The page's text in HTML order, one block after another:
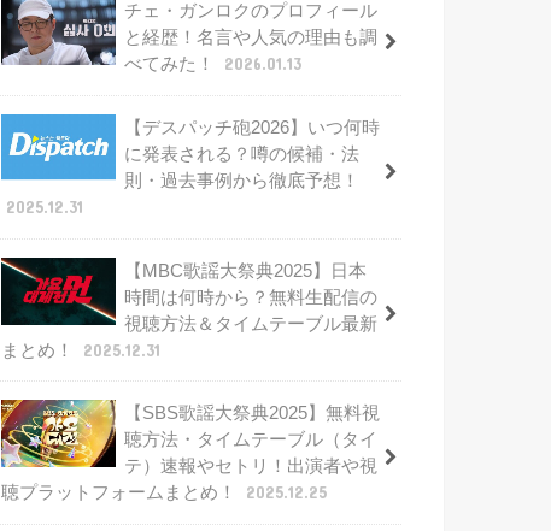
チェ・ガンロクのプロフィール
と経歴！名言や人気の理由も調
べてみた！
2026.01.13
【デスパッチ砲2026】いつ何時
に発表される？噂の候補・法
則・過去事例から徹底予想！
2025.12.31
【MBC歌謡大祭典2025】日本
時間は何時から？無料生配信の
視聴方法＆タイムテーブル最新
まとめ！
2025.12.31
【SBS歌謡大祭典2025】無料視
聴方法・タイムテーブル（タイ
テ）速報やセトリ！出演者や視
聴プラットフォームまとめ！
2025.12.25